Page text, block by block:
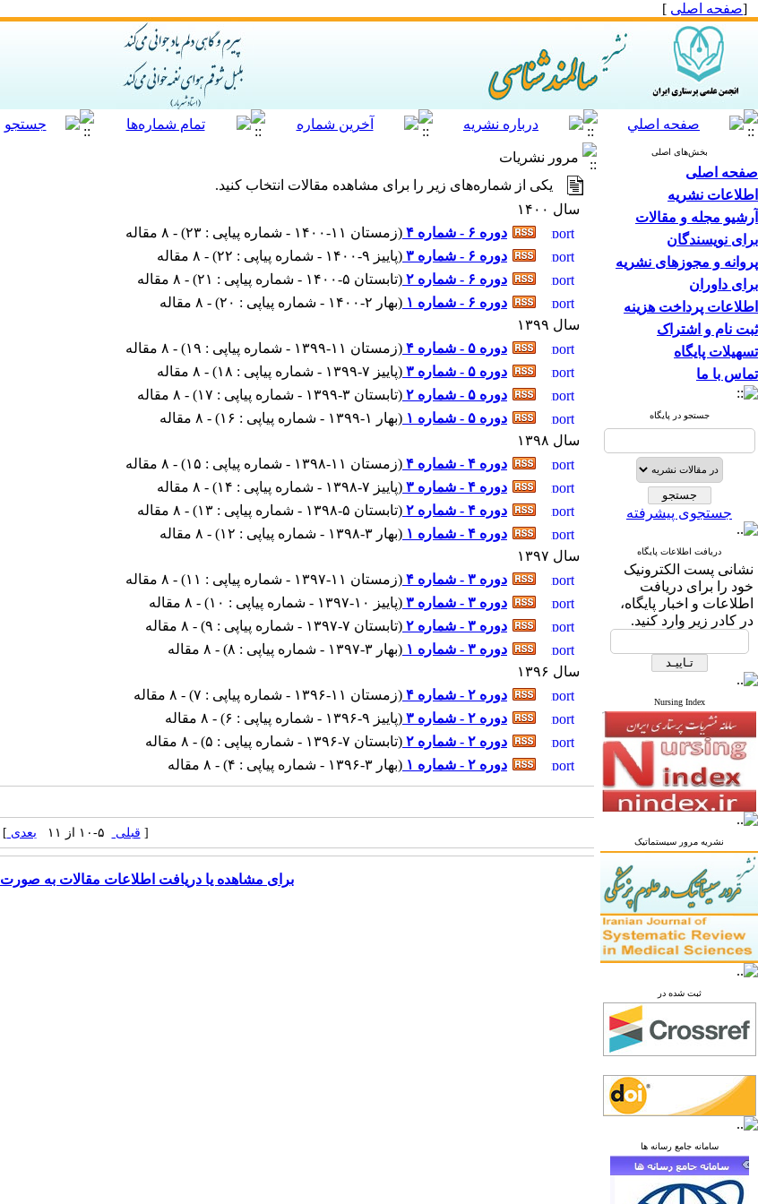
[صفحه اصلی ]
بخش‌های اصلی
صفحه اصلی
اطلاعات نشریه
آرشیو مجله و مقالات
برای نویسندگان
پروانه و مجوزهای نشریه
برای داوران
اطلاعات پرداخت هزینه
ثبت نام و اشتراک
تسهیلات پایگاه
تماس با ما
جستجو در پایگاه
جستجوی پیشرفته
دریافت اطلاعات پایگاه
نشانی پست الکترونیک
خود را برای دریافت
اطلاعات و اخبار پایگاه،
در کادر زیر وارد کنید.
Nursing Index
نشریه مرور سیستماتیک
ثبت شده در
سامانه جامع رسانه ها
مرور نشریات
یکی از شماره‌های زیر را برای مشاهده مقالات انتخاب کنید.
سال ۱۴۰۰
دوره ۶ - شماره ۴
(زمستان ۱۱-۱۴۰۰ - شماره پیاپی : ۲۳
) - ۸ مقاله
دوره ۶ - شماره ۳
(پاییز ۹-۱۴۰۰ - شماره پیاپی : ۲۲
) - ۸ مقاله
دوره ۶ - شماره ۲
(تابستان ۵-۱۴۰۰ - شماره پیاپی : ۲۱
) - ۸ مقاله
دوره ۶ - شماره ۱
(بهار ۲-۱۴۰۰ - شماره پیاپی : ۲۰
) - ۸ مقاله
سال ۱۳۹۹
دوره ۵ - شماره ۴
(زمستان ۱۱-۱۳۹۹ - شماره پیاپی : ۱۹
) - ۸ مقاله
دوره ۵ - شماره ۳
(پاییز ۷-۱۳۹۹ - شماره پیاپی : ۱۸
) - ۸ مقاله
دوره ۵ - شماره ۲
(تابستان ۳-۱۳۹۹ - شماره پیاپی : ۱۷
) - ۸ مقاله
دوره ۵ - شماره ۱
(بهار ۱-۱۳۹۹ - شماره پیاپی : ۱۶
) - ۸ مقاله
سال ۱۳۹۸
دوره ۴ - شماره ۴
(زمستان ۱۱-۱۳۹۸ - شماره پیاپی : ۱۵
) - ۸ مقاله
دوره ۴ - شماره ۳
(پاییز ۷-۱۳۹۸ - شماره پیاپی : ۱۴
) - ۸ مقاله
دوره ۴ - شماره ۲
(تابستان ۵-۱۳۹۸ - شماره پیاپی : ۱۳
) - ۸ مقاله
دوره ۴ - شماره ۱
(بهار ۳-۱۳۹۸ - شماره پیاپی : ۱۲
) - ۸ مقاله
سال ۱۳۹۷
دوره ۳ - شماره ۴
(زمستان ۱۱-۱۳۹۷ - شماره پیاپی : ۱۱
) - ۸ مقاله
دوره ۳ - شماره ۳
(پاییز ۱۰-۱۳۹۷ - شماره پیاپی : ۱۰
) - ۸ مقاله
دوره ۳ - شماره ۲
(تابستان ۷-۱۳۹۷ - شماره پیاپی : ۹
) - ۸ مقاله
دوره ۳ - شماره ۱
(بهار ۳-۱۳۹۷ - شماره پیاپی : ۸
) - ۸ مقاله
سال ۱۳۹۶
دوره ۲ - شماره ۴
(زمستان ۱۱-۱۳۹۶ - شماره پیاپی : ۷
) - ۸ مقاله
دوره ۲ - شماره ۳
(پاییز ۹-۱۳۹۶ - شماره پیاپی : ۶
) - ۸ مقاله
دوره ۲ - شماره ۲
(تابستان ۷-۱۳۹۶ - شماره پیاپی : ۵
) - ۸ مقاله
دوره ۲ - شماره ۱
(بهار ۳-۱۳۹۶ - شماره پیاپی : ۴ ) - ۸ مقاله
[ قبلی بعدی ]
برای مشاهده یا دریافت اطلاعات مقالات به صورت XML اینجا را کلیک کنید.